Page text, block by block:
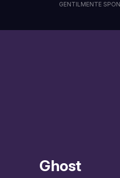
GENTILMENTE
Ghost